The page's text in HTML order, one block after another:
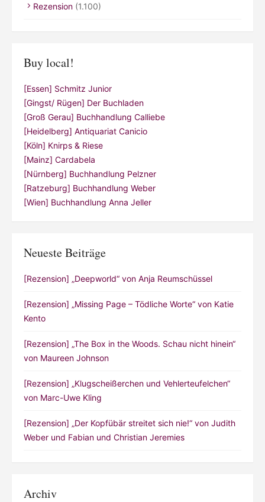
Rezension (1.100)
Buy local!
[Essen] Schmitz Junior
[Gingst/ Rügen] Der Buchladen
[Groß Gerau] Buchhandlung Calliebe
[Heidelberg] Antiquariat Canicio
[Köln] Knirps & Riese
[Mainz] Cardabela
[Nürnberg] Buchhandlung Pelzner
[Ratzeburg] Buchhandlung Weber
[Wien] Buchhandlung Anna Jeller
Neueste Beiträge
[Rezension] „Deepworld“ von Anja Reumschüssel
[Rezension] „Missing Page – Tödliche Worte“ von Katie
Kento
[Rezension] „The Box in the Woods. Schau nicht hinein“
von Maureen Johnson
[Rezension] „Klugscheißerchen und Vehlerteufelchen“
von Marc-Uwe Kling
[Rezension] „Der Kopfübär streitet sich nie!“ von Judith
Weber und Fabian und Christian Jeremies
Archiv